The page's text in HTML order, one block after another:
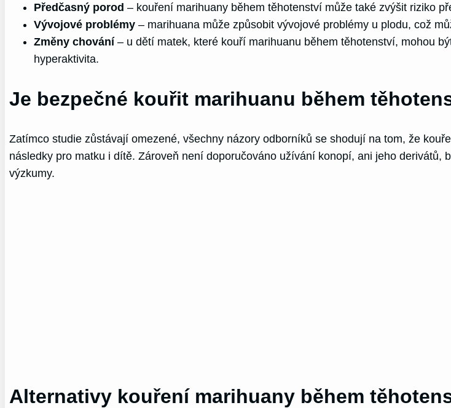
Předčasný porod – kouření marihuany během těhotenství může také zvýšit riziko
Vývojové problémy – marihuana může způsobit vývojové problémy u plodu, což
Změny chování– u dětí matek, které kouří marihuanu během těhotenství, mohou
hyperaktivita.
Je bezpečné kouřit marihuanu během
Zatímco studie zůstávají omezené, všechny názory odborníků se shodují na tom, že
následky pro matku i dítě. Zároveň není doporučováno užívání konopí, ani jeho
výzkumy.
Alternativy kouření marihuany během